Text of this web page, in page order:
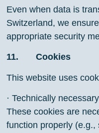
Even when data is
Switzerland, we
appropriate security
11. Cookies
This website uses
· Technically
These cookies are
function properly